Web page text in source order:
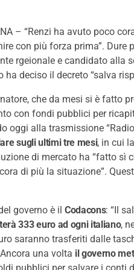
– “Renzi ha avuto poco
con più forza prima”. Dure
rgeionale e candidato alla
ha deciso il decreto “salva
che da mesi si è fatto
con fondi pubblici per
oggi alla trasmissione “Radio
sugli ultimi tre mesi, in cui
di mercato ha “fatto sì
di più la situazione”.
governo è il Codacons: “Il
333 euro ad ogni italiano,
saranno trasferiti dalle
una volta il governo